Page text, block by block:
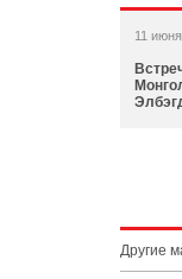
11
Другие